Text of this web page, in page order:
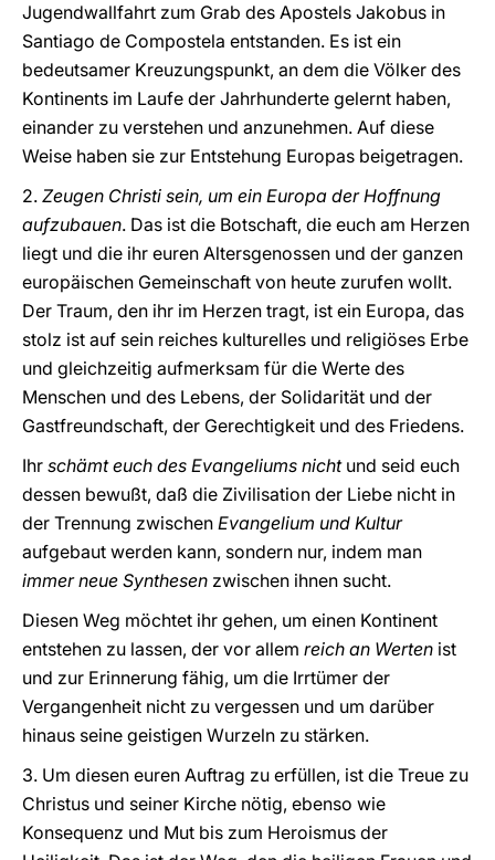
Jugendwallfahrt zum Grab des Apostels Jakobus in
Santiago de Compostela entstanden. Es ist ein
bedeutsamer Kreuzungspunkt, an dem die Völker des
Kontinents im Laufe der Jahrhunderte gelernt haben,
einander zu verstehen und anzunehmen. Auf diese
Weise haben sie zur Entstehung Europas beigetragen.
2. Zeugen Christi sein, um ein Europa der Hoffnung
aufzubauen. Das ist die Botschaft, die euch am Herzen
liegt und die ihr euren Altersgenossen und der ganzen
europäischen Gemeinschaft von heute zurufen wollt.
Der Traum, den ihr im Herzen tragt, ist ein Europa, das
stolz ist auf sein reiches kulturelles und religiöses Erbe
und gleichzeitig aufmerksam für die Werte des
Menschen und des Lebens, der Solidarität und der
Gastfreundschaft, der Gerechtigkeit und des Friedens.
Ihr schämt euch des Evangeliums nicht und seid euch
dessen bewußt, daß die Zivilisation der Liebe nicht in
der Trennung zwischen Evangelium und Kultur
aufgebaut werden kann, sondern nur, indem man
immer neue Synthesen zwischen ihnen sucht.
Diesen Weg möchtet ihr gehen, um einen Kontinent
entstehen zu lassen, der vor allem reich an Werten ist
und zur Erinnerung fähig, um die Irrtümer der
Vergangenheit nicht zu vergessen und um darüber
hinaus seine geistigen Wurzeln zu stärken.
3. Um diesen euren Auftrag zu erfüllen, ist die Treue zu
Christus und seiner Kirche nötig, ebenso wie
Konsequenz und Mut bis zum Heroismus der